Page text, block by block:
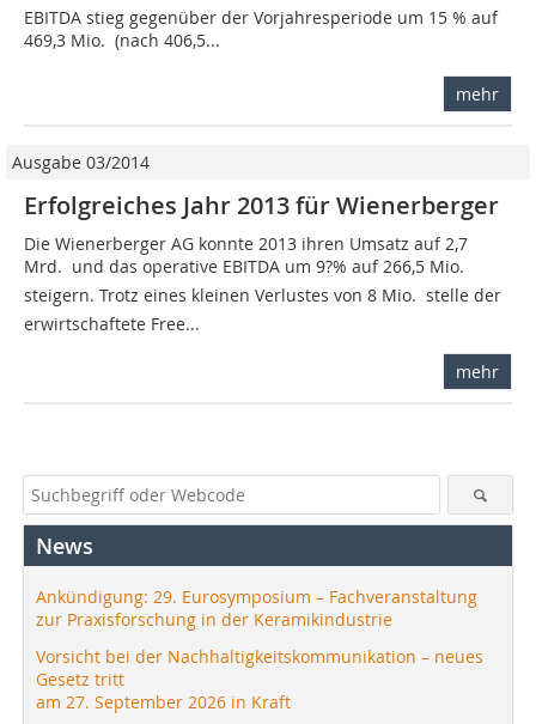
EBITDA stieg gegenüber der Vorjahresperiode um 15 % auf
469,3 Mio.  (nach 406,5...
mehr
Ausgabe 03/2014
Erfolgreiches Jahr 2013 für Wienerberger
Die Wienerberger AG konnte 2013 ihren Umsatz auf 2,7
Mrd.  und das operative EBITDA um 9?% auf 266,5 Mio. 
steigern. Trotz eines kleinen Verlustes von 8 Mio.  stelle der
erwirtschaftete Free...
mehr
News
Ankündigung: 29. Eurosymposium – Fachveranstaltung
zur Praxisforschung in der Keramikindustrie
Vorsicht bei der Nachhaltigkeitskommunikation – neues
Gesetz tritt
am 27. September 2026 in Kraft